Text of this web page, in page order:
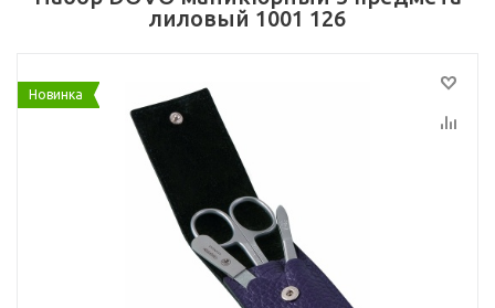
лиловый 1001 126
Новинка